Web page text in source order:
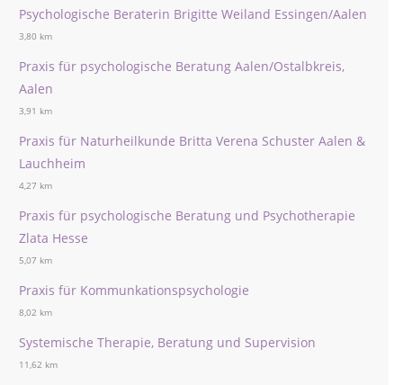
Psychologische Beraterin Brigitte Weiland Essingen/Aalen
3,80 km
Praxis für psychologische Beratung Aalen/Ostalbkreis,
Aalen
3,91 km
Praxis für Naturheilkunde Britta Verena Schuster Aalen &
Lauchheim
4,27 km
Praxis für psychologische Beratung und Psychotherapie
Zlata Hesse
5,07 km
Praxis für Kommunkationspsychologie
8,02 km
Systemische Therapie, Beratung und Supervision
11,62 km